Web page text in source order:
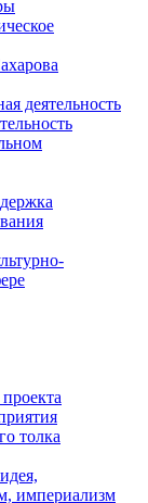
деятельность
толка
империализм